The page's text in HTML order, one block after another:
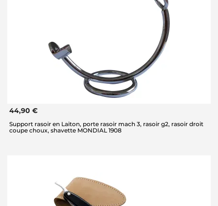
44,90 €
Support rasoir en Laiton, porte rasoir mach 3, rasoir g2, rasoir droit
coupe choux, shavette MONDIAL 1908